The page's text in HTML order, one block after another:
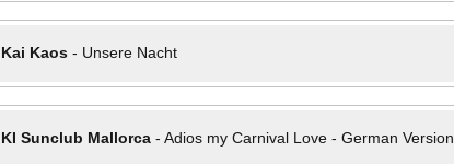
Kai Kaos- Unsere Nacht
KI Sunclub Mallorca- Adios my Carnival Love - German Version